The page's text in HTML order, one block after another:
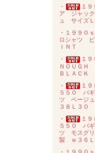
・
１
ア ジャッ
ュ サイズ
・１９９０
ロシャツ
ＩＮＴ
・
１
ＮＯＵＧ
ＢＬＡＣＫ
・
１
５５０ バギ
ツ ベージ
３８Ｌ３０
・
１
５５０ バギ
ツ モスグ
製 ｗ３６Ｌ